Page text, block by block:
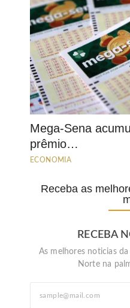
Mega-Sena
prêmio…
ECONOMIA
Receba as
RECEBA
As melhores noticias
Norte na